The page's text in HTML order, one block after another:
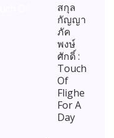
สกุล
กัญญา
ภัค
พงษ์
ศักดิ์ :
Touch
Of
Flighe
For A
Day